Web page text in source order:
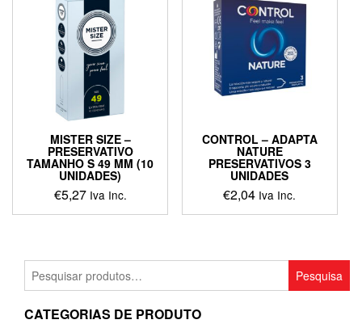
MISTER SIZE –
PRESERVATIVO
TAMANHO S 49 MM (10
UNIDADES)
€5,27 Iva Inc.
CONTROL – ADAPTA
NATURE
PRESERVATIVOS 3
UNIDADES
€2,04 Iva Inc.
This
multiple
variants.
Pesquisar
por:
Pesquisa
CATEGORIAS DE PRODUTO